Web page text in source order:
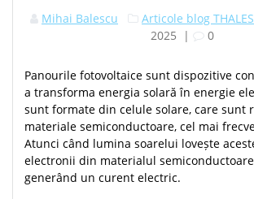
Mihai Balescu Articole blog THALES
2025 | 0
Panourile fotovoltaice sunt dispozitive
a transforma energia solară în energie
sunt formate din celule solare, care sunt
materiale semiconductoare, cel mai
Atunci când lumina soarelui lovește
electronii din materialul
generând un curent electric.